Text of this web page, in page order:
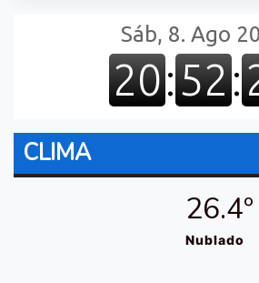
CLIMA
26.4º
Nublado